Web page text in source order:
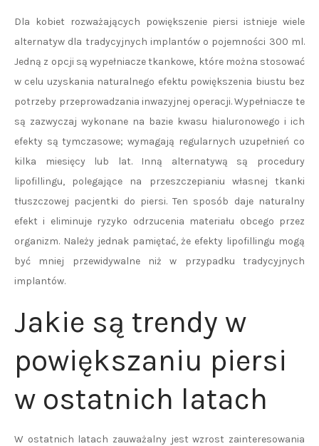
Dla kobiet rozważających powiększenie piersi istnieje wiele
alternatyw dla tradycyjnych implantów o pojemności 300 ml.
Jedną z opcji są wypełniacze tkankowe, które można stosować
w celu uzyskania naturalnego efektu powiększenia biustu bez
potrzeby przeprowadzania inwazyjnej operacji. Wypełniacze te
są zazwyczaj wykonane na bazie kwasu hialuronowego i ich
efekty są tymczasowe; wymagają regularnych uzupełnień co
kilka miesięcy lub lat. Inną alternatywą są procedury
lipofillingu, polegające na przeszczepianiu własnej tkanki
tłuszczowej pacjentki do piersi. Ten sposób daje naturalny
efekt i eliminuje ryzyko odrzucenia materiału obcego przez
organizm. Należy jednak pamiętać, że efekty lipofillingu mogą
być mniej przewidywalne niż w przypadku tradycyjnych
implantów.
Jakie są trendy w
powiększaniu piersi
w ostatnich latach
W ostatnich latach zauważalny jest wzrost zainteresowania